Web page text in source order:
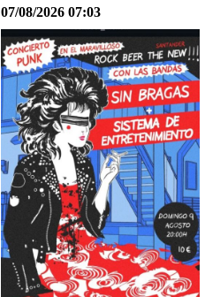
07/08/2026 07:03